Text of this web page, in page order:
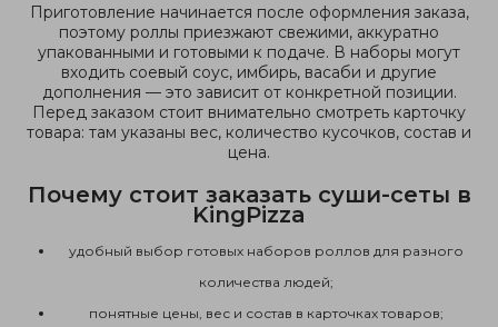
Приготовление начинается после оформления заказа,
поэтому роллы приезжают свежими, аккуратно
упакованными и готовыми к подаче. В наборы могут
входить соевый соус, имбирь, васаби и другие
дополнения — это зависит от конкретной позиции.
Перед заказом стоит внимательно смотреть карточку
товара: там указаны вес, количество кусочков, состав и
цена.
Почему стоит заказать суши-сеты в
KingPizza
удобный выбор готовых наборов роллов для разного
количества людей;
понятные цены, вес и состав в карточках товаров;